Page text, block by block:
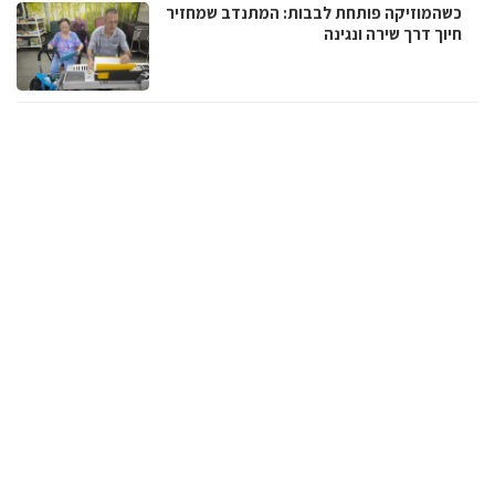
כשהמוזיקה פותחת לבבות: המתנדב שמחזיר
חיוך דרך שירה ונגינה